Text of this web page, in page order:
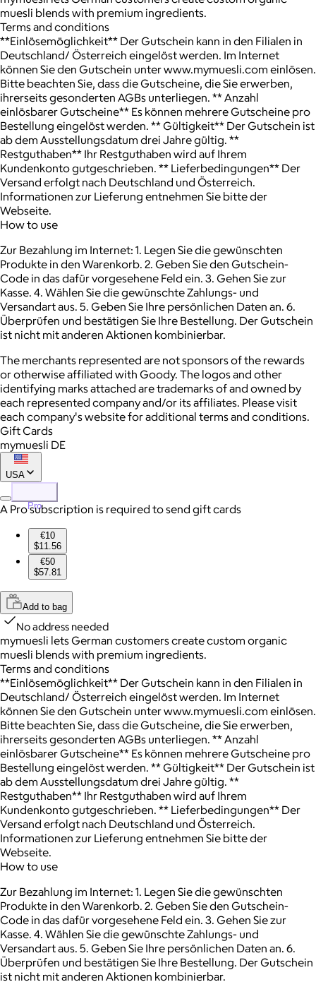
muesli blends with premium ingredients.
Terms and conditions
**Einlösemöglichkeit** Der Gutschein kann in den Filialen in
Deutschland/ Österreich eingelöst werden. Im Internet
können Sie den Gutschein unter www.mymuesli.com einlösen.
Bitte beachten Sie, dass die Gutscheine, die Sie erwerben,
ihrerseits gesonderten AGBs unterliegen. ** Anzahl
einlösbarer Gutscheine** Es können mehrere Gutscheine pro
Bestellung eingelöst werden. ** Gültigkeit** Der Gutschein ist
ab dem Ausstellungsdatum drei Jahre gültig. **
Restguthaben** Ihr Restguthaben wird auf Ihrem
Kundenkonto gutgeschrieben. ** Lieferbedingungen** Der
Versand erfolgt nach Deutschland und Österreich.
Informationen zur Lieferung entnehmen Sie bitte der
Webseite.
How to use
Zur Bezahlung im Internet: 1. Legen Sie die gewünschten
Produkte in den Warenkorb. 2. Geben Sie den Gutschein-
Code in das dafür vorgesehene Feld ein. 3. Gehen Sie zur
Kasse. 4. Wählen Sie die gewünschte Zahlungs- und
Versandart aus. 5. Geben Sie Ihre persönlichen Daten an. 6.
Überprüfen und bestätigen Sie Ihre Bestellung. Der Gutschein
ist nicht mit anderen Aktionen kombinierbar.
The merchants represented are not sponsors of the rewards
or otherwise affiliated with Goody. The logos and other
identifying marks attached are trademarks of and owned by
each represented company and/or its affiliates. Please visit
each company's website for additional terms and conditions.
Gift Cards
mymuesli DE
USA
Pro
A Pro subscription is required to send gift cards
€10
$11.56
€50
$57.81
Add to bag
No address needed
mymuesli lets German customers create custom organic
muesli blends with premium ingredients.
Terms and conditions
**Einlösemöglichkeit** Der Gutschein kann in den Filialen in
Deutschland/ Österreich eingelöst werden. Im Internet
können Sie den Gutschein unter www.mymuesli.com einlösen.
Bitte beachten Sie, dass die Gutscheine, die Sie erwerben,
ihrerseits gesonderten AGBs unterliegen. ** Anzahl
einlösbarer Gutscheine** Es können mehrere Gutscheine pro
Bestellung eingelöst werden. ** Gültigkeit** Der Gutschein ist
ab dem Ausstellungsdatum drei Jahre gültig. **
Restguthaben** Ihr Restguthaben wird auf Ihrem
Kundenkonto gutgeschrieben. ** Lieferbedingungen** Der
Versand erfolgt nach Deutschland und Österreich.
Informationen zur Lieferung entnehmen Sie bitte der
Webseite.
How to use
Zur Bezahlung im Internet: 1. Legen Sie die gewünschten
Produkte in den Warenkorb. 2. Geben Sie den Gutschein-
Code in das dafür vorgesehene Feld ein. 3. Gehen Sie zur
Kasse. 4. Wählen Sie die gewünschte Zahlungs- und
Versandart aus. 5. Geben Sie Ihre persönlichen Daten an. 6.
Überprüfen und bestätigen Sie Ihre Bestellung. Der Gutschein
ist nicht mit anderen Aktionen kombinierbar.